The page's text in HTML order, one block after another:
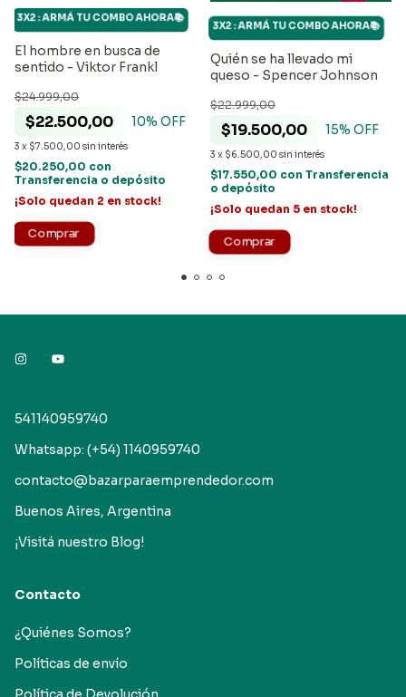
El hombre en busca de
sentido - Viktor Frankl
$22.500,00
$24.999,00
10% OFF
3 x $7.500,00 sin interés
3X2 : ARMÁ TU COMBO AHORA📚
$20.250,00 con
Transferencia o depósito
¡Solo quedan 2 en stock!
Quién se ha llevado mi
queso - Spencer Johnson
$19.500,00
$22.999,00
15% OFF
3 x $6.500,00 sin interés
3X2 : ARMÁ TU COMBO AHORA📚
$17.550,00 con Transferencia
o depósito
¡Solo quedan 5 en stock!
541140959740
Whatsapp: (+54) 1140959740
contacto@bazarparaemprendedor.com
Buenos Aires, Argentina
¡Visitá nuestro Blog!
Contacto
¿Quiénes Somos?
Políticas de envío